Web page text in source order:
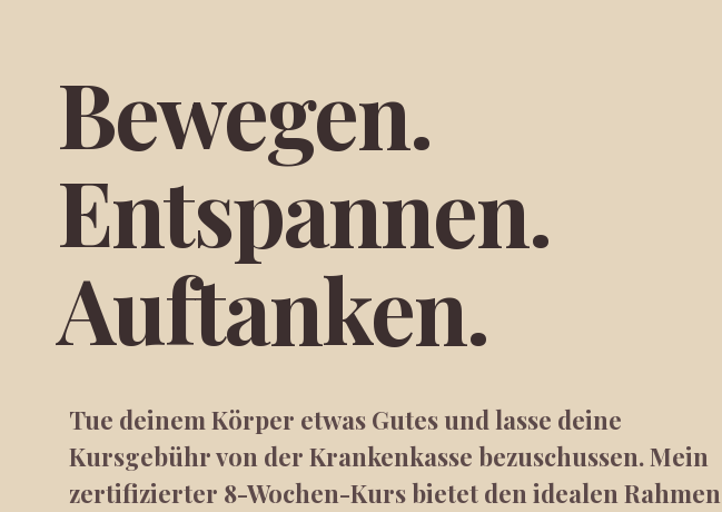
Bewegen.
Entspannen.
Auftanken.
Tue deinem Körper etwas Gutes und lasse deine
Kursgebühr von der Krankenkasse bezuschussen. Mein
zertifizierter 8-Wochen-Kurs bietet den idealen Rahmen